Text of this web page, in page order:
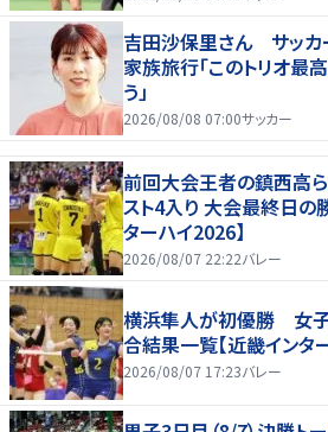
吉田沙保里さん サッカ
家族旅行「このトリオ最
う」
2026/08/08 07:00サッカー
前回大会王者の鎮西高
スト4入り 大会最終日の
ターハイ2026】
2026/08/07 22:22バレー
横浜隼人が初優勝 女
合結果一覧【近畿インタ
2026/08/07 17:23バレー